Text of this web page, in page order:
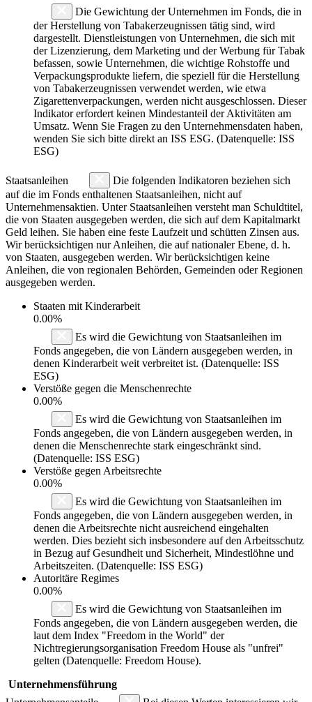
Die Gewichtung der Unternehmen im Fonds, die in
der Herstellung von Tabakerzeugnissen tätig sind, wird
dargestellt. Dienstleistungen von Unternehmen, die sich mit
der Lizenzierung, dem Marketing und der Werbung für Tabak
befassen, sowie Unternehmen, die wichtige Rohstoffe und
Verpackungsprodukte liefern, die speziell für die Herstellung
von Tabakerzeugnissen verwendet werden, wie etwa
Zigarettenverpackungen, werden nicht ausgeschlossen. Dieser
Indikator erfordert keinen Mindestanteil der Aktivitäten am
Umsatz. Wenn Sie Fragen zu den Unternehmensdaten haben,
wenden Sie sich bitte direkt an ISS ESG. (Datenquelle: ISS
ESG)
Staatsanleihen
Die folgenden Indikatoren beziehen sich
auf die im Fonds enthaltenen Staatsanleihen, nicht auf
Unternehmensaktien. Unter Staatsanleihen versteht man Schuldtitel,
die von Staaten ausgegeben werden, die sich auf dem Kapitalmarkt
Geld leihen. Sie haben eine feste Laufzeit und schütten Zinsen aus.
Wir berücksichtigen nur Anleihen, die auf nationaler Ebene, d. h.
von Staaten, ausgegeben werden. Wir berücksichtigen keine
Anleihen, die von regionalen Behörden, Gemeinden oder Regionen
ausgegeben werden.
Staaten mit Kinderarbeit
0.00%
Es wird die Gewichtung von Staatsanleihen im
Fonds angegeben, die von Ländern ausgegeben werden, in
denen Kinderarbeit weit verbreitet ist. (Datenquelle: ISS
ESG)
Verstöße gegen die Menschenrechte
0.00%
Es wird die Gewichtung von Staatsanleihen im
Fonds angegeben, die von Ländern ausgegeben werden, in
denen die Menschenrechte stark eingeschränkt sind.
(Datenquelle: ISS ESG)
Verstöße gegen Arbeitsrechte
0.00%
Es wird die Gewichtung von Staatsanleihen im
Fonds angegeben, die von Ländern ausgegeben werden, in
denen die Arbeitsrechte nicht ausreichend eingehalten
werden. Dies bezieht sich insbesondere auf den Arbeitsschutz
in Bezug auf Gesundheit und Sicherheit, Mindestlöhne und
Arbeitszeiten. (Datenquelle: ISS ESG)
Autoritäre Regimes
0.00%
Es wird die Gewichtung von Staatsanleihen im
Fonds angegeben, die von Ländern ausgegeben werden, die
laut dem Index "Freedom in the World" der
Nichtregierungsorganisation Freedom House als "unfrei"
gelten (Datenquelle: Freedom House).
Unternehmensführung